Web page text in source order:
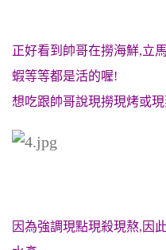
正好看到帥哥在撈海鮮,立
蝦等等都是活的喔!
想吃跟帥哥說現撈現烤或
因為強調現點現殺現熬,因